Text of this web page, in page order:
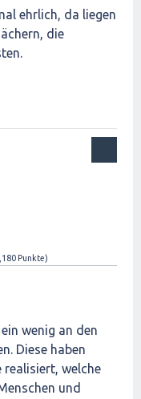
ehrlich, da liegen
die
Punkte)
wenig an den
Diese haben
realisiert, welche
und